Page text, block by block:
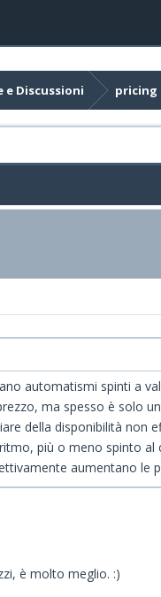
e Discussioni pricing
automatismi spinti a
ma spesso è solo
della disponibilità non
più o meno spinto
aumentano le
è molto meglio. :)